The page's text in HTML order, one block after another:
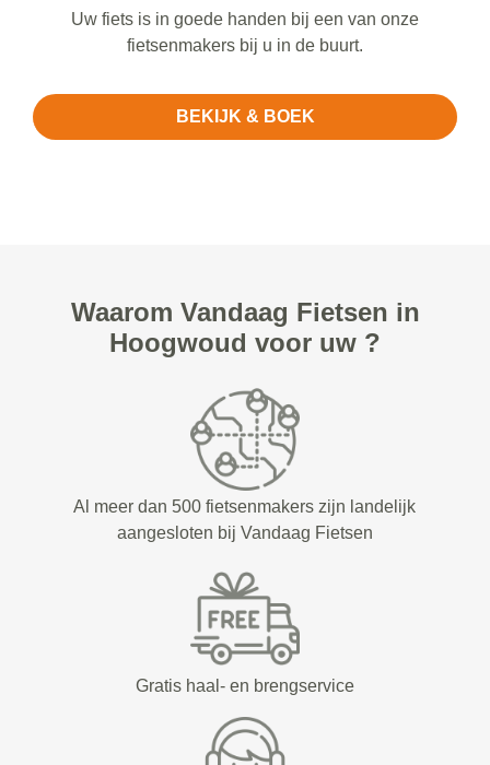
Uw fiets is in goede handen bij een van onze
fietsenmakers bij u in de buurt.
BEKIJK & BOEK
Waarom Vandaag Fietsen in
Hoogwoud voor uw ?
Al meer dan 500 fietsenmakers zijn landelijk
aangesloten bij Vandaag Fietsen
Gratis haal- en brengservice